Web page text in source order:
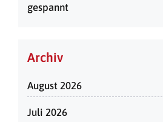
gespannt
Archiv
August 2026
Juli 2026